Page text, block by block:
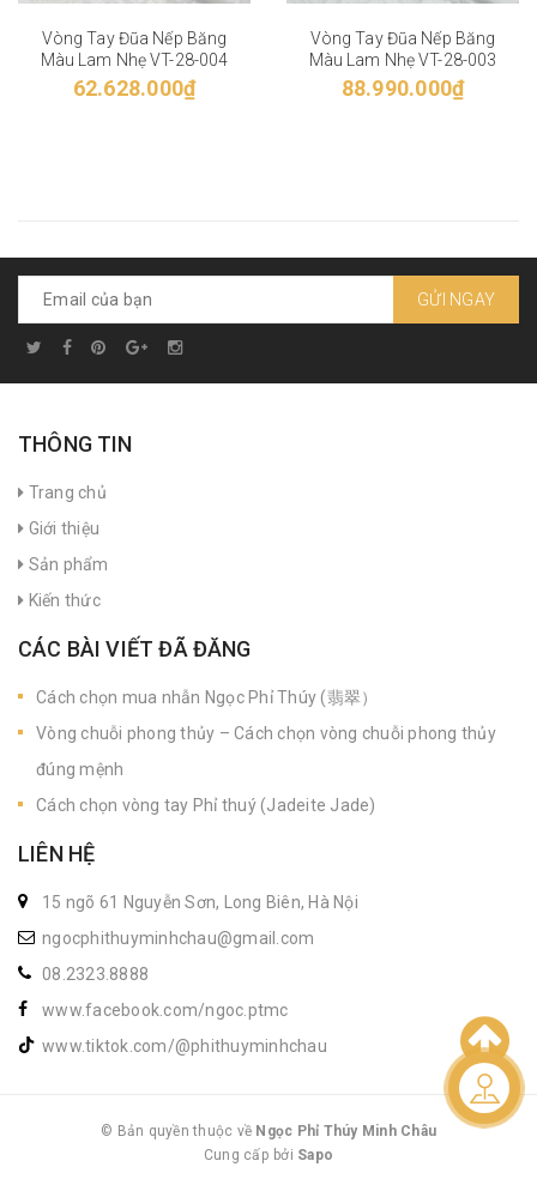
Vòng Tay Đũa Nếp Băng
Màu Lam Nhẹ VT-28-004
62.628.000₫
Vòng Tay Đũa Nếp Băng
Màu Lam Nhẹ VT-28-003
88.990.000₫
GỬI NGAY
THÔNG TIN
Trang chủ
Giới thiệu
Sản phẩm
Kiến thức
CÁC BÀI VIẾT ĐÃ ĐĂNG
Cách chọn mua nhẫn Ngọc Phỉ Thúy (翡翠）
Vòng chuỗi phong thủy – Cách chọn vòng chuỗi phong thủy
đúng mệnh
Cách chọn vòng tay Phỉ thuý (Jadeite Jade)
LIÊN HỆ
15 ngõ 61 Nguyễn Sơn, Long Biên, Hà Nội
ngocphithuyminhchau@gmail.com
08.2323.8888
www.facebook.com/ngoc.ptmc
www.tiktok.com/@phithuyminhchau
© Bản quyền thuộc về Ngọc Phỉ Thúy Minh Châu
|
Cung cấp bởi Sapo
Liên hệ